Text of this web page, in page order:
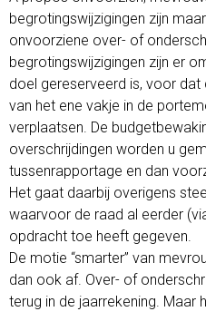
begrotingswijzigingen zijn
onvoorziene over- of
begrotingswijzigingen zijn er
doel gereserveerd is, voor dat
van het ene vakje in de
verplaatsen. De
overschrijdingen worden u
tussenrapportage en dan
Het gaat daarbij overigens
waarvoor de raad al eerder
opdracht toe heeft gegeven.
De motie “smarter” van
dan ook af. Over- of
terug in de jaarrekening. Maar